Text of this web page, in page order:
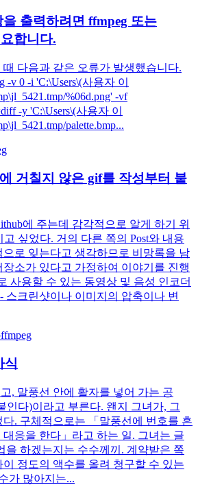
출력하려면 ffmpeg 또는
합니다.
다음과 같은 오류가 발생했습니다.
-v 0 -i 'C:\Users\(사용자 이
%06d.png' -vf
-y 'C:\Users\(사용자 이
palette.bmp...
거칠지 않은 gif를 작성부터 붙
에 주는데 감각적으로 알게 하기 위
싶었다. 거의 다른 쪽의 Post와 내용
로 잊는다고 생각하므로 비망록을 남
장소가 있다고 가정하여 이야기를 진행
사용할 수 있는 동영상 및 음성 인코더
스크린샷이나 이미지의 압축이나 변
ffmpeg
식
, 말풍선 안에 활자를 넣어 가는 공
인다)이라고 부른다. 왠지 그녀가, 그
. 구체적으로는 「말풍선에 번호를 흔
응을 한다」라고 하는 일. 그녀는 글
을 하겠는지는 수수께끼. 계약받은 쪽
정도의 액수를 올려 청구할 수 있는
가 많아지는...